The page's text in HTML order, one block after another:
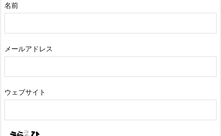
名前
メールアドレス
ウェブサイト